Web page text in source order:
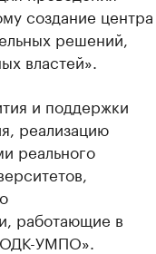
создание центра
решений,
властей».
и поддержки
реализацию
реального
работающие в
УМПО».